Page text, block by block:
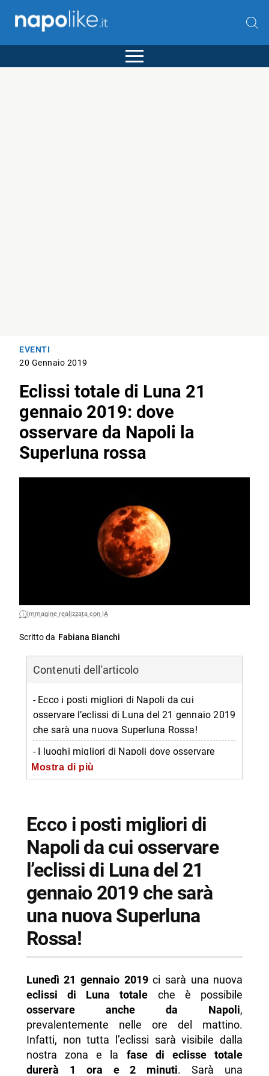
EVENTI
20 Gennaio 2019
Eclissi totale di Luna 21
gennaio 2019: dove
osservare da Napoli la
Superluna rossa
Immagine realizzata con IA
Scritto da Fabiana Bianchi
Contenuti dell'articolo
- Ecco i posti migliori di Napoli da cui
osservare l’eclissi di Luna del 21 gennaio 2019
che sarà una nuova Superluna Rossa!
- I luoghi migliori di Napoli dove osservare
l’eclissi di Luna
-- Camaldoli
-- Scopri di più da Napolike.it
Mostra di più
Ecco i posti migliori di
Napoli da cui osservare
l’eclissi di Luna del 21
gennaio 2019 che sarà
una nuova Superluna
Rossa!
Lunedì 21 gennaio 2019ci sarà una nuova
eclissi di Luna totale che è possibile
osservare anche da Napoli,
prevalentemente nelle ore del mattino.
Infatti, non tutta l’eclissi sarà visibile dalla
nostra zona e la fase di eclisse totale
durerà 1 ora e 2 minuti. Sarà una